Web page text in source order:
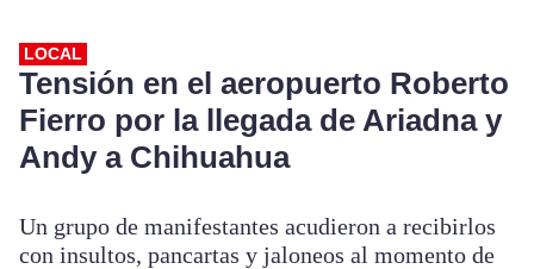
LOCAL
Tensión en el aeropuerto Roberto
Fierro por la llegada de Ariadna y
Andy a Chihuahua
Un grupo de manifestantes acudieron a recibirlos
con insultos, pancartas y jaloneos al momento de